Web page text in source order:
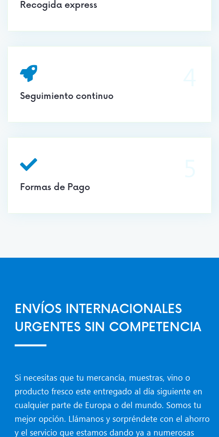
Recogida express
Seguimiento continuo
Formas de Pago
ENVÍOS INTERNACIONALES
URGENTES SIN COMPETENCIA
Si necesitas que tu mercancía, muestras, vino o
producto fresco este entregado al día siguiente en
cualquier parte de Europa o del mundo. Somos tu
mejor opción. Llámanos y sorpréndete con el ahorro
y el servicio que estamos dando ya a numerosas